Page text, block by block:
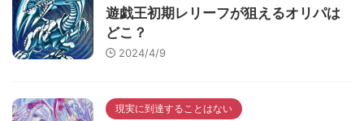
遊戯王初期レリーフが狙えるオリパは
どこ？
2024/4/9
現実に到達することはない